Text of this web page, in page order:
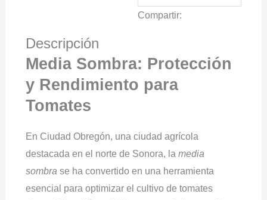
Compartir:
Descripción
Media Sombra: Protección
y Rendimiento para
Tomates
En Ciudad Obregón, una ciudad agrícola
destacada en el norte de Sonora, la media
sombra se ha convertido en una herramienta
esencial para optimizar el cultivo de tomates